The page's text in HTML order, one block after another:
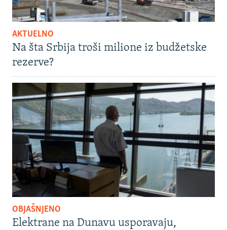
AKTUELNO
Na šta Srbija troši milione iz budžetske
rezerve?
OBJAŠNJENO
Elektrane na Dunavu usporavaju,